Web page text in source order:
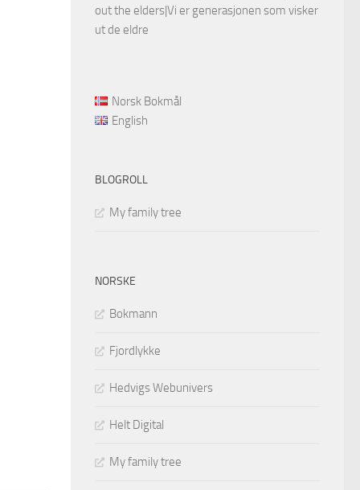
out the elders|Vi er generasjonen som visker
ut de eldre
Norsk Bokmål
English
BLOGROLL
My family tree
NORSKE
Bokmann
Fjordlykke
Hedvigs Webunivers
Helt Digital
My family tree